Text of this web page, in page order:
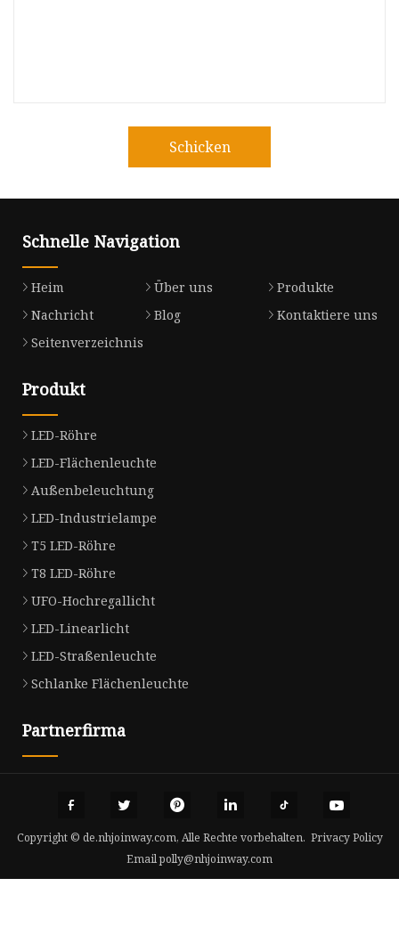
Schicken
Schnelle Navigation
Heim Über uns
Produkte
Nachricht
Blog
Kontaktiere uns
Seitenverzeichnis
Produkt
LED-Röhre
LED-Flächenleuchte
Außenbeleuchtung
LED-Industrielampe
T5 LED-Röhre
T8 LED-Röhre
UFO-Hochregallicht
LED-Linearlicht
LED-Straßenleuchte
Schlanke Flächenleuchte
Partnerfirma
Copyright © de.nhjoinway.com, Alle Rechte vorbehalten. Privacy Policy
Emailpolly@nhjoinway.com